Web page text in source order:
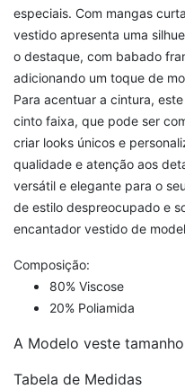
especiais. Com mangas
vestido apresenta uma
o destaque, com babado
adicionando um toque de
Para acentuar a cintura,
cinto faixa, que pode ser
criar looks únicos e
qualidade e atenção aos
versátil e elegante para o
de estilo despreocupado e
encantador vestido de
Composição:
80% Viscose
20% Poliamida
A Modelo veste
Tabela de Medidas